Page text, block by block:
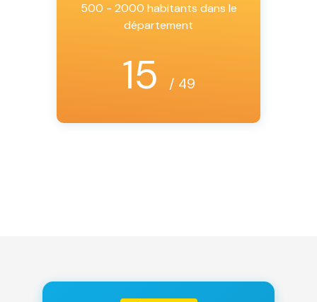
500 - 2000 habitants dans le
département
15 / 49